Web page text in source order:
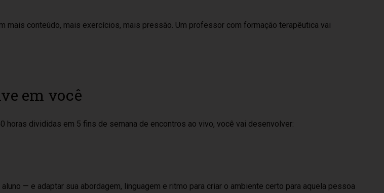
conteúdo, mais exercícios, mais pressão. Um professor com formação terapêutica vai
em você
divididas em 5 fins de semana de encontros ao vivo, você vai desenvolver:
— e adaptar sua abordagem, linguagem e ritmo para criar o ambiente certo para aquela pessoa